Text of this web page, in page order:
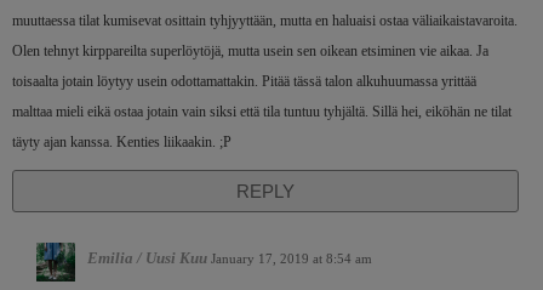
muuttaessa tilat kumisevat osittain tyhjyyttään, mutta en haluaisi ostaa väliaikaistavaroita.
Olen tehnyt kirppareilta superlöytöjä, mutta usein sen oikean etsiminen vie aikaa. Ja
toisaalta jotain löytyy usein odottamattakin. Pitää tässä talon alkuhuumassa yrittää
malttaa mieli eikä ostaa jotain vain siksi että tila tuntuu tyhjältä. Sillä hei, eiköhän ne tilat
täyty ajan kanssa. Kenties liikaakin. ;P
REPLY
Emilia / Uusi Kuu January 17, 2019 at 8:54 am